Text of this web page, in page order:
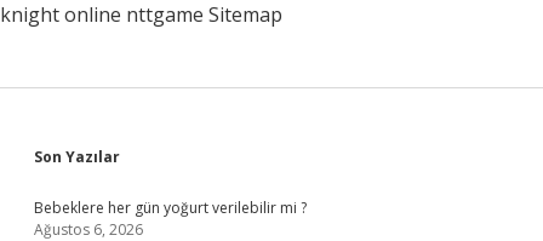
knight online nttgame Sitemap
Sidebar
Son Yazılar
Bebeklere her gün yoğurt verilebilir mi ?
Ağustos 6, 2026